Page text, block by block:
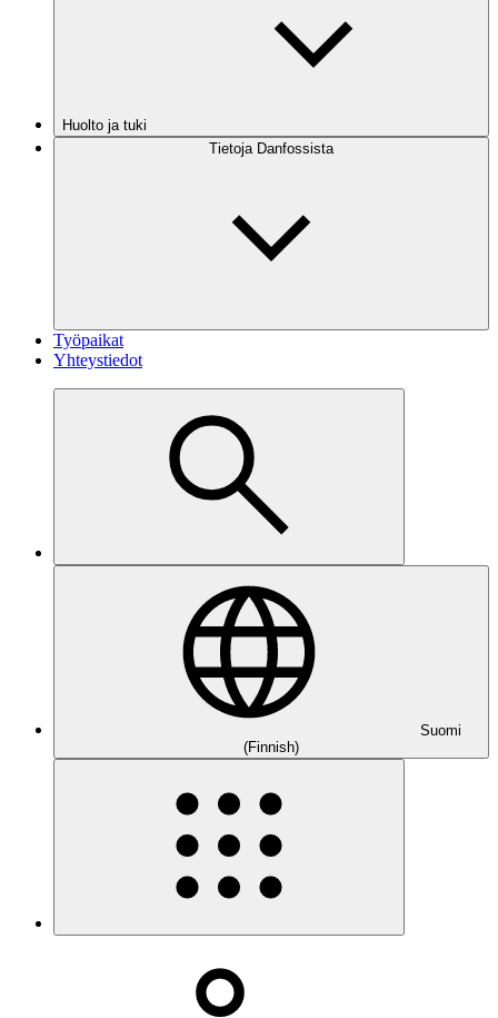
Huolto ja tuki
Tietoja Danfossista
Työpaikat
Yhteystiedot
Suomi
(Finnish)